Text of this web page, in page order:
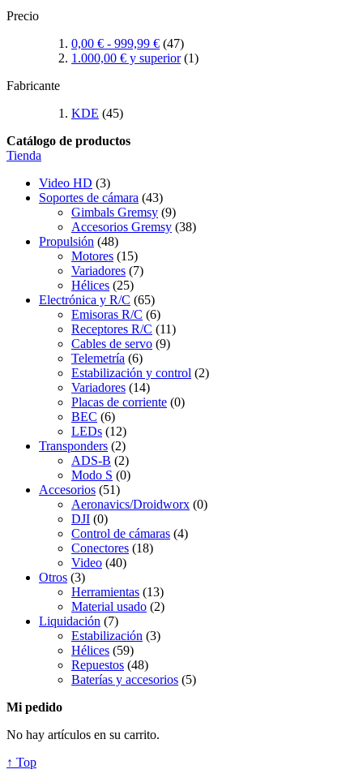
Precio
0,00 € - 999,99 € (47)
1.000,00 € y superior(1)
Fabricante
KDE (45)
Catálogo de productos
Tienda
Video HD (3)
Soportes de cámara (43)
Gimbals Gremsy (9)
Accesorios Gremsy (38)
Propulsión (48)
Motores (15)
Variadores (7)
Hélices (25)
Electrónica y R/C (65)
Emisoras R/C (6)
Receptores R/C (11)
Cables de servo (9)
Telemetría (6)
Estabilización y control (2)
Variadores (14)
Placas de corriente (0)
BEC (6)
LEDs (12)
Transponders (2)
ADS-B (2)
Modo S (0)
Accesorios (51)
Aeronavics/Droidworx (0)
DJI (0)
Control de cámaras (4)
Conectores (18)
Video (40)
Otros (3)
Herramientas (13)
Material usado (2)
Liquidación (7)
Estabilización (3)
Hélices (59)
Repuestos (48)
Baterías y accesorios (5)
Mi pedido
No hay artículos en su carrito.
↑ Top